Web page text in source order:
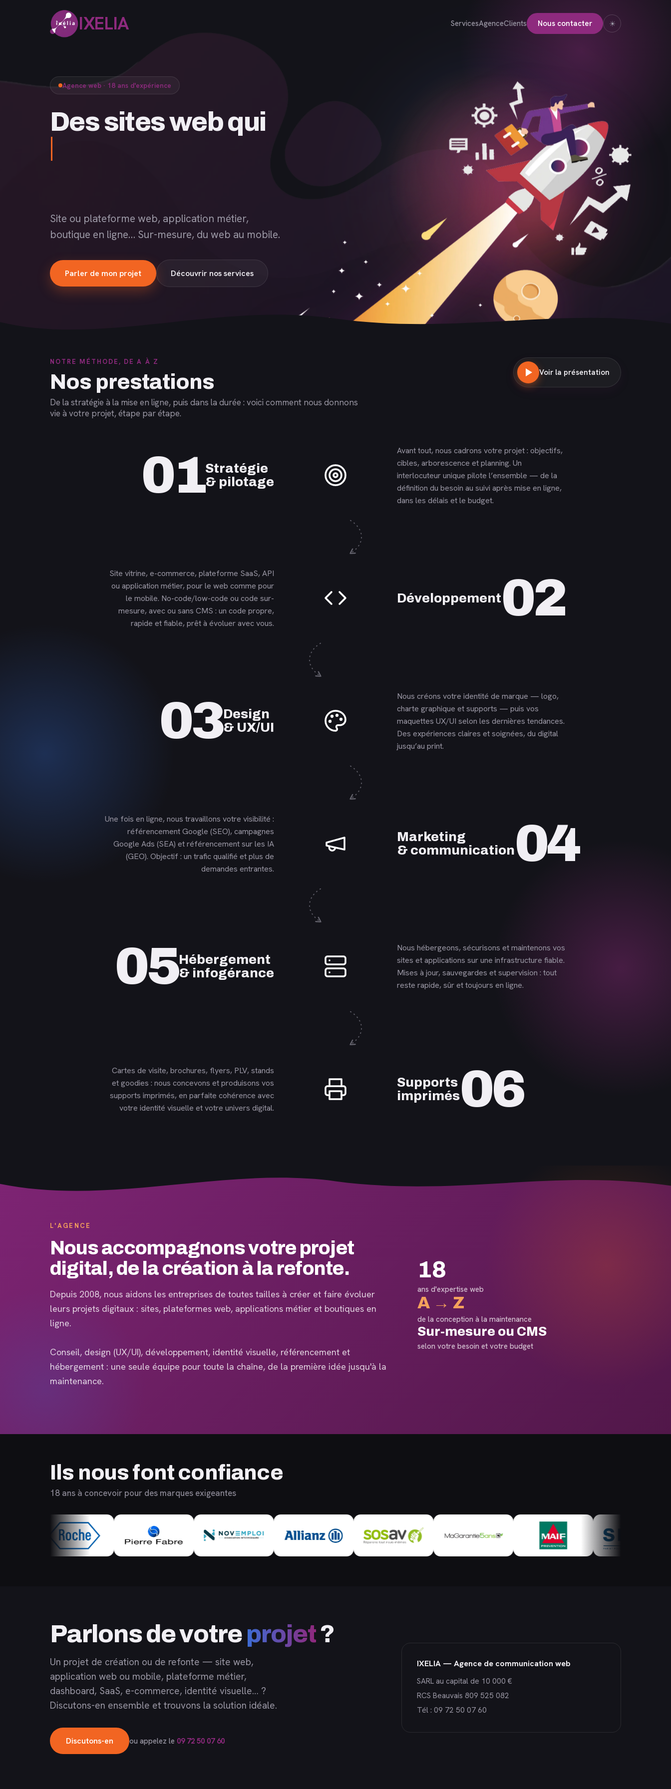
IXELIA ServicesAgenceClients Nous contacter ☀
Agence web · 18 ans d'expérience
Des sites
Site ou plateforme web, application métier,
boutique en ligne… Sur-mesure, du web au mobile.
Parler de mon projet Découvrir nos services
NOTRE MÉTHODE, DE A À Z
Nos prestations
De la stratégie à la mise en ligne, puis dans la durée : voici comment nous donnons
vie à votre projet, étape par étape.
Voir la présentation
01Stratégie
& pilotage
En savoir plus
Avant tout, nous cadrons votre projet : objectifs,
cibles, arborescence et planning. Un
interlocuteur unique pilote l’ensemble — de la
définition du besoin au suivi après mise en ligne,
dans les délais et le budget.
Site vitrine, e-commerce, plateforme SaaS, API
ou application métier, pour le web comme pour
le mobile. No-code/low-code ou code sur-
mesure, avec ou sans CMS : un code propre,
rapide et fiable, prêt à évoluer avec vous.
En savoir plus
Développement02
03Design
& UX/UI
En savoir plus
Nous créons votre identité de marque — logo,
charte graphique et supports — puis vos
maquettes UX/UI selon les dernières tendances.
Des expériences claires et soignées, du digital
jusqu’au print.
Une fois en ligne, nous travaillons votre visibilité :
référencement Google (SEO), campagnes
Google Ads (SEA) et référencement sur les IA
(GEO). Objectif : un trafic qualifié et plus de
demandes entrantes.
En savoir plus
Marketing
& communication04
05Hébergement
& infogérance
En savoir plus
Nous hébergeons, sécurisons et maintenons vos
sites et applications sur une infrastructure fiable.
Mises à jour, sauvegardes et supervision : tout
reste rapide, sûr et toujours en ligne.
Cartes de visite, brochures, flyers, PLV, stands
et goodies : nous concevons et produisons vos
supports imprimés, en parfaite cohérence avec
votre identité visuelle et votre univers digital.
En savoir plus
Supports
imprimés06
L'AGENCE
Nous accompagnons votre projet
digital, de la création à la refonte.
Depuis 2008, nous aidons les entreprises de toutes tailles à créer et faire évoluer
leurs projets digitaux : sites, plateformes web, applications métier et boutiques en
ligne.
Conseil, design (UX/UI), développement, identité visuelle, référencement et
hébergement : une seule équipe pour toute la chaîne, de la première idée jusqu'à la
maintenance.
18
ans d'expertise web
A → Z
de la conception à la maintenance
Sur-mesure ou CMS
selon votre besoin et votre budget
Ils nous font confiance
18 ans à concevoir pour des marques exigeantes
Parlons de votre projet?
Un projet de création ou de refonte — site web,
application web ou mobile, plateforme métier,
dashboard, SaaS, e-commerce, identité visuelle… ?
Discutons-en ensemble et trouvons la solution idéale.
Discutons-en ou appelez le 09 72 50 07 60
IXELIA — Agence de communication web
SARL au capital de 10 000 €
RCS Beauvais 809 525 082
Tél : 09 72 50 07 60